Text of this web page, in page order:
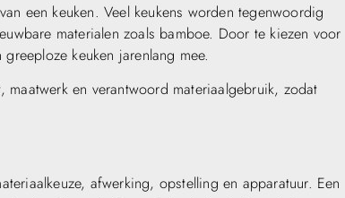
een keuken. Veel keukens worden tegenwoordig
materialen zoals bamboe. Door te kiezen voor
keuken jarenlang mee.
en verantwoord materiaalgebruik, zodat
afwerking, opstelling en apparatuur. Een